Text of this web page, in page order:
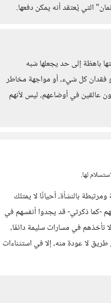
التي يُعتقد أنه يمكن دفعها.
باهظة إلى حد يجعلها شبه
فقدان كل شيء، أو مواجهة مخاطر
عالقين في أوضاعهم، ليس لأنهم
لها.
بالنشأة، أحيانًا لا يمتلك
-كما ذكرتي- قد يجدوا أنفسهم في
تأخذهم في مسارات سليمة دائمًا،
لا عودة منه، إلا في استثناءات